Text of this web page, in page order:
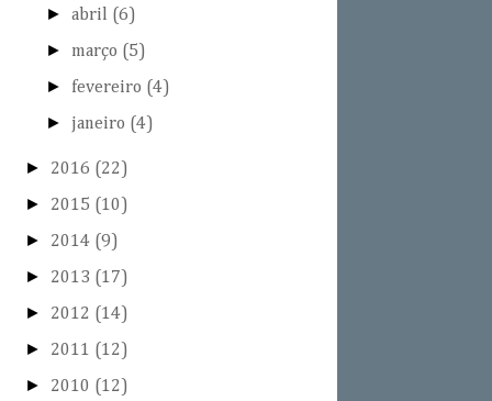
►abril (6)
► março (5)
► fevereiro (4)
► janeiro (4)
► 2016 (22)
► 2015 (10)
► 2014 (9)
► 2013 (17)
► 2012 (14)
► 2011 (12)
► 2010 (12)